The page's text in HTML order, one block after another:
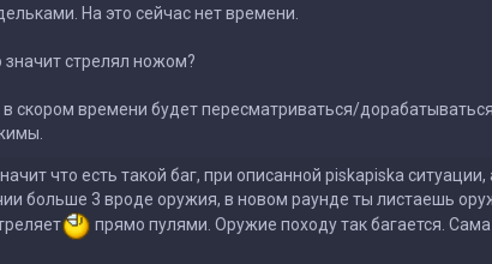
На это сейчас нет времени.
значит стрелял ножом?
в скором времени будет пересматриваться/
что есть такой баг, при описанной piskapiska
больше 3 вроде оружия, в новом раунде ты листаешь
прямо пулями. Оружие походу так багается.